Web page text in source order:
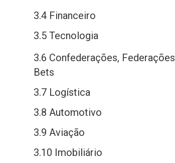
3.4 Financeiro
3.5 Tecnologia
3.6 Confederações, Federações
Bets
3.7 Logística
3.8 Automotivo
3.9 Aviação
3.10 Imobiliário